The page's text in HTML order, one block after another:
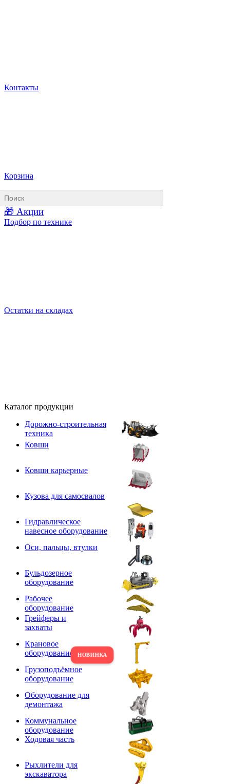
Контакты
Корзина
🎁 Акции
Подбор по технике
Остатки на складах
Каталог продукции
Дорожно-строительная
техника
Ковши
Ковши карьерные
Кузова для самосвалов
Гидравлическое
навесное оборудование
Оси, пальцы, втулки
Бульдозерное
оборудование
Рабочее
оборудование
Грейферы и
захваты
Крановое
оборудование
Грузоподъёмное
оборудование
Оборудование для
демонтажа
Коммунальное
оборудование
Ходовая часть
Рыхлители для
экскаватора